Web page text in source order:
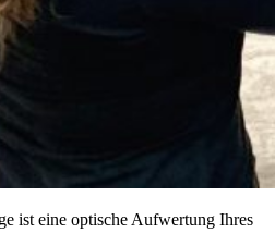
ist eine optische Aufwertung Ihres